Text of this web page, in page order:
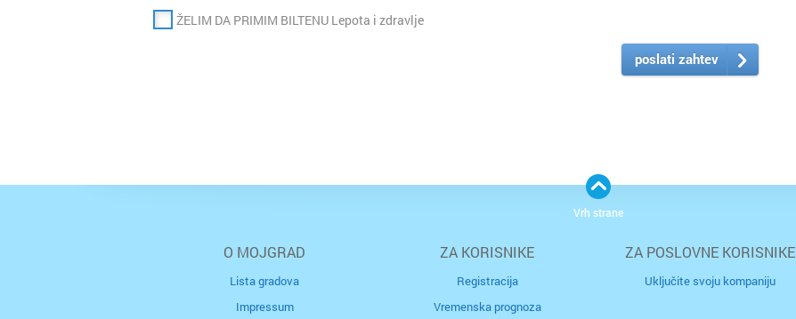
ŽELIM DA PRIMIM BILTENU Lepota i zdravlje
poslati zahtev
O MOJGRAD
Lista gradova
Impressum
ZA KORISNIKE
Registracija
Vremenska prognoza
ZA POSLOVNE KORISNIKE
Uključite svoju kompaniju
Vrh strane